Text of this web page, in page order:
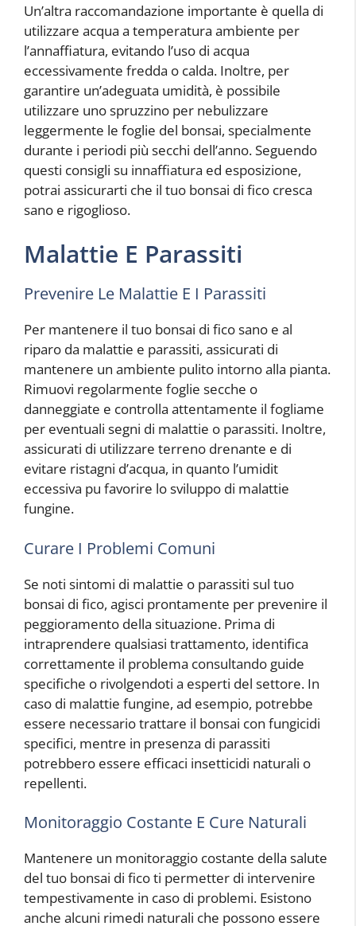
Un’altra raccomandazione importante è quella di
utilizzare acqua a temperatura ambiente per
l’annaffiatura, evitando l’uso di acqua
eccessivamente fredda o calda. Inoltre, per
garantire un’adeguata umidità, è possibile
utilizzare uno spruzzino per nebulizzare
leggermente le foglie del bonsai, specialmente
durante i periodi più secchi dell’anno. Seguendo
questi consigli su innaffiatura ed esposizione,
potrai assicurarti che il tuo bonsai di fico cresca
sano e rigoglioso.
Malattie E Parassiti
Prevenire Le Malattie E I Parassiti
Per mantenere il tuo bonsai di fico sano e al
riparo da malattie e parassiti, assicurati di
mantenere un ambiente pulito intorno alla pianta.
Rimuovi regolarmente foglie secche o
danneggiate e controlla attentamente il fogliame
per eventuali segni di malattie o parassiti. Inoltre,
assicurati di utilizzare terreno drenante e di
evitare ristagni d’acqua, in quanto l’umidit
eccessiva pu favorire lo sviluppo di malattie
fungine.
Curare I Problemi Comuni
Se noti sintomi di malattie o parassiti sul tuo
bonsai di fico, agisci prontamente per prevenire il
peggioramento della situazione. Prima di
intraprendere qualsiasi trattamento, identifica
correttamente il problema consultando guide
specifiche o rivolgendoti a esperti del settore. In
caso di malattie fungine, ad esempio, potrebbe
essere necessario trattare il bonsai con fungicidi
specifici, mentre in presenza di parassiti
potrebbero essere efficaci insetticidi naturali o
repellenti.
Monitoraggio Costante E Cure Naturali
Mantenere un monitoraggio costante della salute
del tuo bonsai di fico ti permetter di intervenire
tempestivamente in caso di problemi. Esistono
anche alcuni rimedi naturali che possono essere